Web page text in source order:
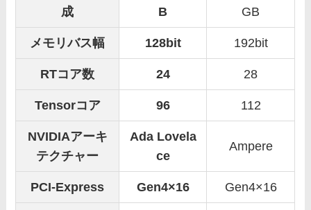
成
B
GB
メモリバス幅 128bit 192bit
RTコア数 24 28
Tensorコア 96 112
NVIDIAアーキ
テクチャー
Ada Lovela
ce
Ampere
PCI-Express Gen4×16 Gen4×16